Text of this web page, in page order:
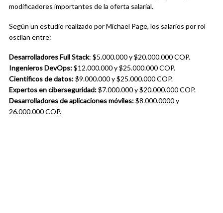
modificadores importantes de la oferta salarial.
Según un estudio realizado por Michael Page, los salarios por rol
oscilan entre:
Desarrolladores Full Stack: $5.000.000 y $20.000.000 COP.
Ingenieros DevOps:$12.000.000 y $25.000.000 COP.
Científicos de datos:$9.000.000 y $25.000.000 COP.
Expertos en ciberseguridad:$7.000.000 y $20.000.000 COP.
Desarrolladores de aplicaciones móviles:$8.000.0000 y
26.000.000 COP.